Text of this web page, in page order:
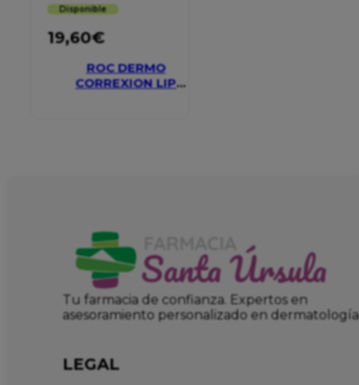
Disponible
19,60€
ROC DERMO
CORREXION LIP
Tu farmacia de confianza. Expertos en
asesoramiento personalizado en dermatología
LEGAL